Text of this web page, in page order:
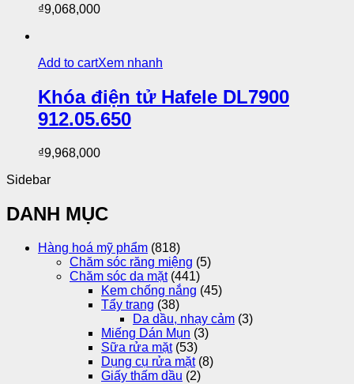
₫9,068,000
Add to cartXem nhanh
Khóa điện tử Hafele DL7900
912.05.650
₫9,968,000
Sidebar
DANH MỤC
Hàng hoá mỹ phẩm (818)
Chăm sóc răng miệng (5)
Chăm sóc da mặt (441)
Kem chống nắng (45)
Tẩy trang (38)
Da dầu, nhạy cảm (3)
Miếng Dán Mụn (3)
Sữa rửa mặt (53)
Dụng cụ rửa mặt (8)
Giấy thấm dầu (2)